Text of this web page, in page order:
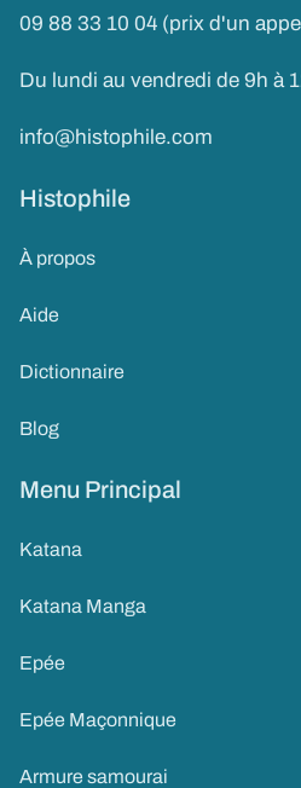
09 88 33 10 04 (prix d'un
Du lundi au vendredi de 9h à
info@histophile.com
Histophile
À propos
Aide
Dictionnaire
Blog
Menu Principal
Katana
Katana Manga
Epée
Epée Maçonnique
Armure samourai